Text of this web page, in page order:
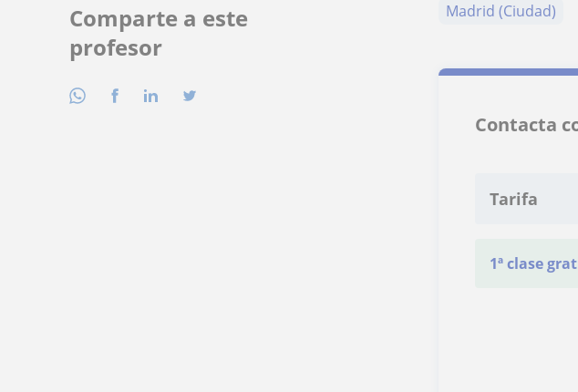
Comparte a este
profesor
Madrid (Ciudad)
Contacta
Tarifa
1ª clase